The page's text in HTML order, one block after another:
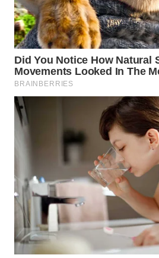
LISTRIK
MASYARAKAT
KELISTRIKAN
WALINKI
ID
MAWAKA
NET
PLN
WATCH